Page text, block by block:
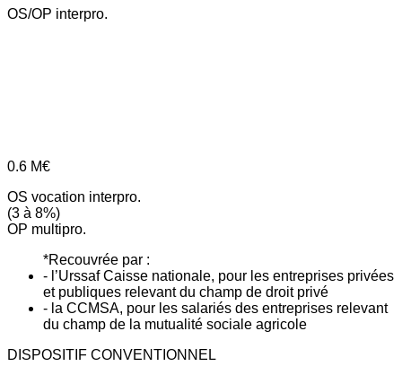
OS/OP interpro.
0.6 M€
OS vocation interpro.
(3 à 8%)
OP multipro.
*Recouvrée par :
- l’Urssaf Caisse nationale, pour les entreprises privées
et publiques relevant du champ de droit privé
- la CCMSA, pour les salariés des entreprises relevant
du champ de la mutualité sociale agricole
DISPOSITIF CONVENTIONNEL